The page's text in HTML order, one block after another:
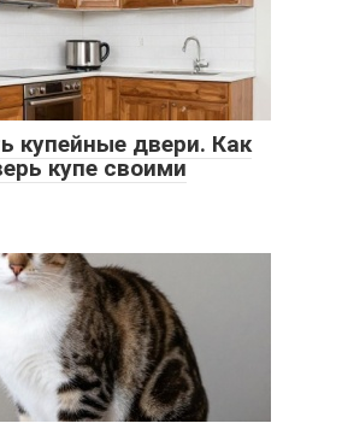
купейные двери. Как
купе своими